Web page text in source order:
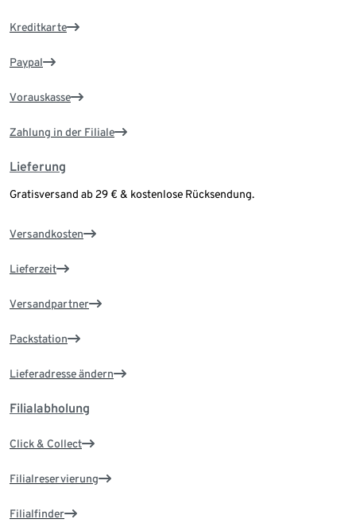
Kreditkarte
Paypal
Vorauskasse
Zahlung in der Filiale
Lieferung
Gratisversand ab 29 € & kostenlose Rücksendung.
Versandkosten
Lieferzeit
Versandpartner
Packstation
Lieferadresse ändern
Filialabholung
Click & Collect
Filialreservierung
Filialfinder